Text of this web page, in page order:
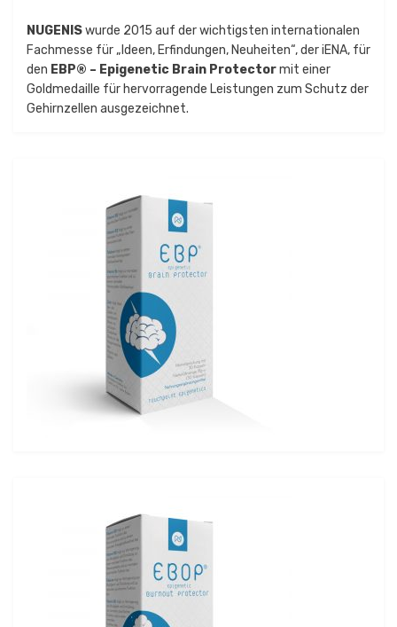
NUGENISwurde 2015 auf der wichtigsten internationalen
Fachmesse für „Ideen, Erfindungen, Neuheiten“, der iENA, für
den EBP® – Epigenetic Brain Protectormit einer
Goldmedaille für hervorragende Leistungen zum Schutz der
Gehirnzellen ausgezeichnet.